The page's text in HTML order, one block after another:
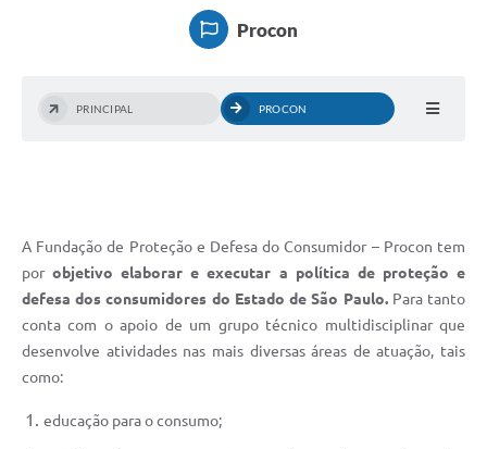
Procon
PRINCIPAL PROCON
A Fundação de Proteção e Defesa do Consumidor – Procon tem
porobjetivo elaborar e executar a política de proteção e
defesa dos consumidores do Estado de São Paulo.Para tanto
conta com o apoio de um grupo técnico multidisciplinar que
desenvolve atividades nas mais diversas áreas de atuação, tais
como:
educação para o consumo;